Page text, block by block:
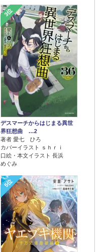
3位
デスマーチからはじまる異世
界狂想曲 …2
著者 愛七 ひろ
カバーイラスト ｓｈｒｉ
口絵・本文イラスト 長浜
めぐみ
5位